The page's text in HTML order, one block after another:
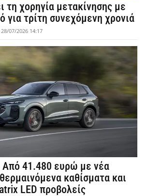
τη χορηγία μετακίνησης με
για τρίτη συνεχόμενη χρονιά
28/07/2026 14:17
Από 41.480 ευρώ με νέα
καθίσματα και
LED προβολείς